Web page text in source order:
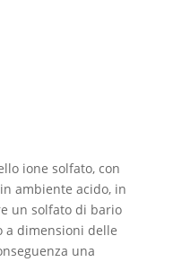
ione solfato, con
ambiente acido, in
un solfato di bario
a dimensioni delle
una